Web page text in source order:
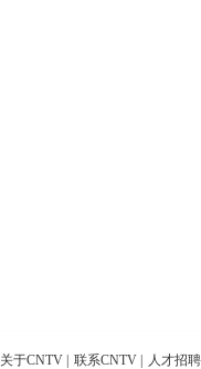
关于CNTV 联系CNTV 人才招聘